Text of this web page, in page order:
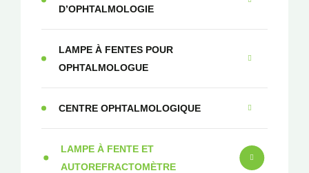
D’OPHTALMOLOGIE
LAMPE À FENTES POUR
OPHTALMOLOGUE
CENTRE OPHTALMOLOGIQUE
LAMPE À FENTE ET
AUTOREFRACTOMÈTRE